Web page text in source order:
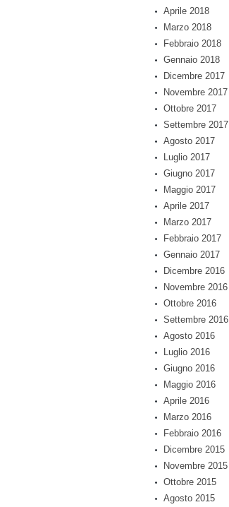
Aprile 2018
Marzo 2018
Febbraio 2018
Gennaio 2018
Dicembre 2017
Novembre 2017
Ottobre 2017
Settembre 2017
Agosto 2017
Luglio 2017
Giugno 2017
Maggio 2017
Aprile 2017
Marzo 2017
Febbraio 2017
Gennaio 2017
Dicembre 2016
Novembre 2016
Ottobre 2016
Settembre 2016
Agosto 2016
Luglio 2016
Giugno 2016
Maggio 2016
Aprile 2016
Marzo 2016
Febbraio 2016
Dicembre 2015
Novembre 2015
Ottobre 2015
Agosto 2015